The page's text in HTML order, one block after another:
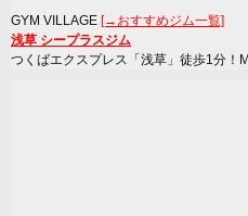
GYM VILLAGE [→おすすめジム一覧]
浅草 シープラスジム
つくばエクスプレス「浅草」徒歩1分！